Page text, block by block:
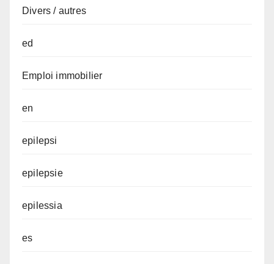
Divers / autres
ed
Emploi immobilier
en
epilepsi
epilepsie
epilessia
es